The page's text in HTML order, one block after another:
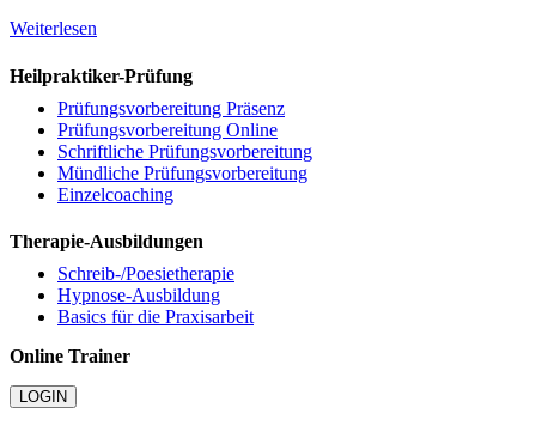
Weiterlesen
Heilpraktiker-Prüfung
Prüfungsvorbereitung Präsenz
Prüfungsvorbereitung Online
Schriftliche Prüfungsvorbereitung
Mündliche Prüfungsvorbereitung
Einzelcoaching
Therapie-Ausbildungen
Schreib-/Poesietherapie
Hypnose-Ausbildung
Basics für die Praxisarbeit
Online Trainer
LOGIN